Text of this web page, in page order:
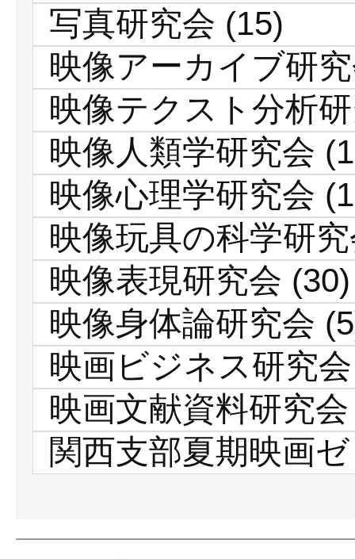
写真研究会 (15)
映像アーカイブ研
映像テクスト分析
映像人類学研究会
映像心理学研究会
映像玩具の科学研
映像表現研究会 (30)
映像身体論研究会
映画ビジネス研究会
映画文献資料研究会
関西支部夏期映画